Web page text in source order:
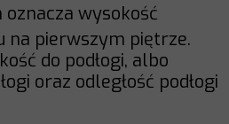
oznacza wysokość
na pierwszym piętrze.
do podłogi, albo
oraz odległość podłogi